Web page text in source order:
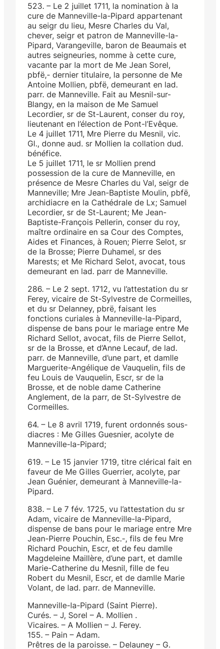
523. – Le 2 juillet 1711, la nomination à la
cure de Manneville-la-Pipard appartenant
au seigr du lieu, Mesre Charles du Val,
chever, seigr et patron de Manneville-la-
Pipard, Varangeville, baron de Beaumais et
autres seigneuries, nomme à cette cure,
vacante par la mort de Me Jean Sorel,
pbfë,- dernier titulaire, la personne de Me
Antoine Mollien, pbfë, demeurant en lad.
parr. de Manneville. Fait au Mesnil-sur-
Blangy, en la maison de Me Samuel
Lecordier, sr de St-Laurent, conser du roy,
lieutenant en l’élection de Pont-l’Evêque.
Le 4 juillet 1711, Mre Pierre du Mesnil, vic.
Gl., donne aud. sr Mollien la collation dud.
bénéfice.
Le 5 juillet 1711, le sr Mollien prend
possession de la cure de Manneville, en
présence de Mesre Charles du Val, seigr de
Manneville; Mre Jean-Baptiste Moulin, pbfë,
archidiacre en la Cathédrale de Lx; Samuel
Lecordier, sr de St-Laurent; Me Jean-
Baptiste-François Pellerin, conser du roy,
maître ordinaire en sa Cour des Comptes,
Aides et Finances, à Rouen; Pierre Selot, sr
de la Brosse; Pierre Duhamel, sr des
Marests; et Me Richard Selot, avocat, tous
demeurant en lad. parr de Manneville.
286. – Le 2 sept. 1712, vu l’attestation du sr
Ferey, vicaire de St-Sylvestre de Cormeilles,
et du sr Delanney, pbrë, faisant les
fonctions curiales à Manneville-la-Pipard,
dispense de bans pour le mariage entre Me
Richard Sellot, avocat, fils de Pierre Sellot,
sr de la Brosse, et d’Anne Lecauf, de lad.
parr. de Manneville, d’une part, et damlle
Marguerite-Angélique de Vauquelin, fils de
feu Louis de Vauquelin, Escr, sr de la
Brosse, et de noble dame Catherine
Anglement, de la parr, de St-Sylvestre de
Cormeilles.
64. – Le 8 avril 1719, furent ordonnés sous-
diacres : Me Gilles Guesnier, acolyte de
Manneville-la-Pipard;
619. – Le 15 janvier 1719, titre clérical fait en
faveur de Me Gilles Guerrier, acolyte, par
Jean Guénier, demeurant à Manneville-la-
Pipard.
838. – Le 7 fév. 1725, vu l’attestation du sr
Adam, vicaire de Manneville-la-Pipard,
dispense de bans pour le mariage entre Mre
Jean-Pierre Pouchin, Esc.-, fils de feu Mre
Richard Pouchin, Escr, et de feu damlle
Magdeleine Maillère, d’une part, et damlle
Marie-Catherine du Mesnil, fille de feu
Robert du Mesnil, Escr, et de damlle Marie
Volant, de lad. parr. de Manneville.
Manneville-la-Pipard (Saint Pierre).
Curés. – J, Sorel – A. Mollien .
Vicaires. – A Mollien – J. Ferey.
155. – Pain – Adam.
Prêtres de la paroisse. – Delauney – G.